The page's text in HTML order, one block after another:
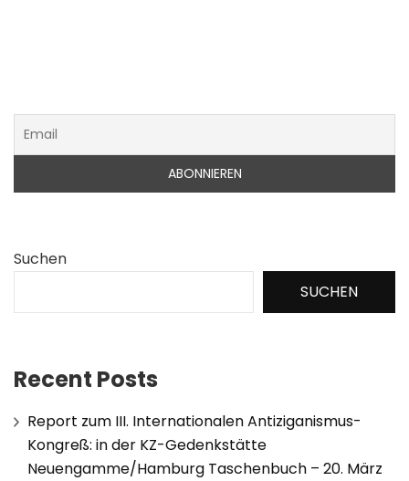
Suchen
SUCHEN
Recent Posts
Report zum III. Internationalen Antiziganismus-
Kongreß: in der KZ-Gedenkstätte
Neuengamme/Hamburg Taschenbuch – 20. März